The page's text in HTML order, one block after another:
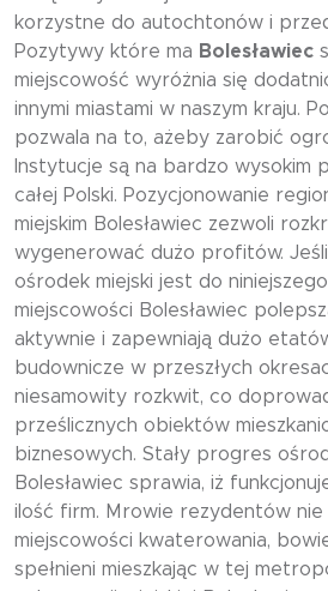
korzystne do autochtonów i
Pozytywy które ma Bolesławiec
miejscowość wyróżnia się
innymi miastami w naszym kraju.
pozwala na to, ażeby zarobić
Instytucje są na bardzo wysokim
całej Polski. Pozycjonowanie
miejskim Bolesławiec zezwoli
wygenerować dużo profitów.
ośrodek miejski jest do
miejscowości Bolesławiec
aktywnie i zapewniają dużo
budownicze w przeszłych
niesamowity rozkwit, co
prześlicznych obiektów
biznesowych. Stały progres
Bolesławiec sprawia, iż
ilość firm. Mrowie rezydentów
miejscowości kwaterowania,
spełnieni mieszkając w tej